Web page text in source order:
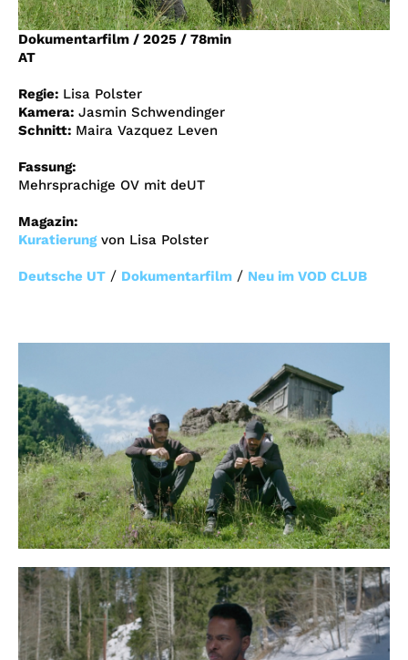
Account
Suche
Dokumentarfilm / 2025 / 78min
AT
Regie: Lisa Polster
Kamera: Jasmin Schwendinger
Schnitt: Maira Vazquez Leven
Fassung:
Mehrsprachige OV mit deUT
Magazin:
Kuratierungvon Lisa Polster
Deutsche UT / Dokumentarfilm / Neu im VOD CLUB